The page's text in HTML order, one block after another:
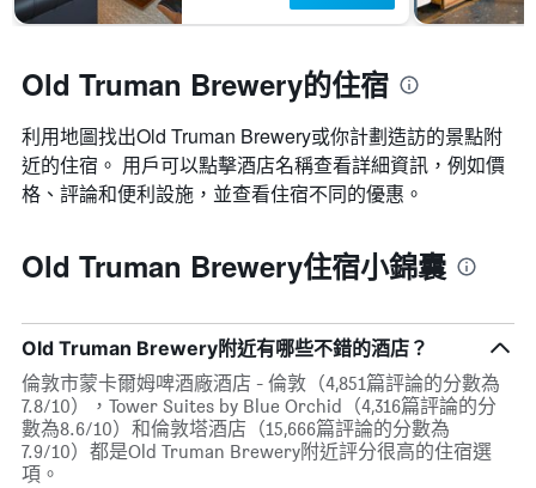
Old Truman Brewery的住宿
利用地圖找出Old Truman Brewery​​或你計劃造訪的景點附
近的住宿。 用戶可以點擊酒店名稱查看詳細資訊，例如價
格、評論和便利設施，並查看住宿不同的優惠。
Old Truman Brewery住宿小錦囊
Old Truman Brewery附近有哪些不錯的酒店？
倫敦市蒙卡爾姆啤酒廠酒店 - 倫敦（4,851篇評論的分數為
7.8/10），Tower Suites by Blue Orchid（4,316篇評論的分
數為8.6/10）和倫敦塔酒店（15,666篇評論的分數為
7.9/10）都是Old Truman Brewery附近評分很高的住宿選
項。